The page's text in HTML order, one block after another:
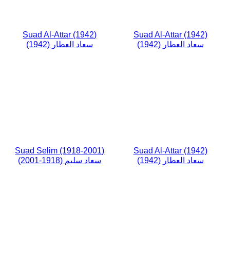
Suad Al-Attar (1942)
سعاد العطار (1942)
Suad Al-Attar (1942)
سعاد العطار (1942)
Suad Al-Attar (1942)
سعاد العطار (1942)
Suad Selim (1918-2001)
سعاد سليم (1918-2001)